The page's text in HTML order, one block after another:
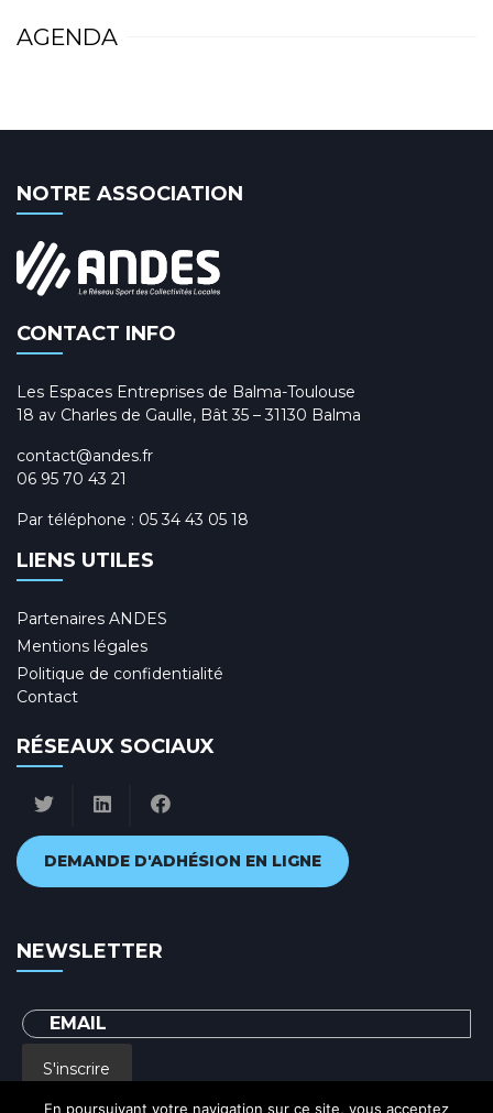
AGENDA
NOTRE ASSOCIATION
CONTACT INFO
Les Espaces Entreprises de Balma-Toulouse
18 av Charles de Gaulle, Bât 35 – 31130 Balma
contact@andes.fr
06 95 70 43 21
Par téléphone : 05 34 43 05 18
LIENS UTILES
Partenaires ANDES
Mentions légales
Politique de confidentialité
Contact
RÉSEAUX SOCIAUX
DEMANDE D'ADHÉSION EN LIGNE
NEWSLETTER
S'inscrire
En poursuivant votre navigation sur ce site, vous acceptez